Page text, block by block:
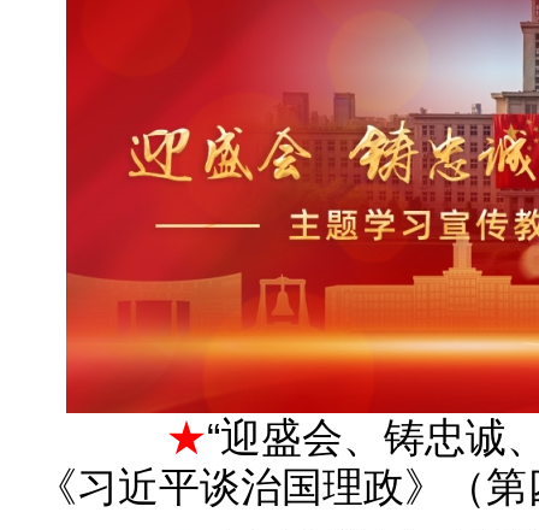
★“迎盛会、铸忠
《习近平谈治国理政》（